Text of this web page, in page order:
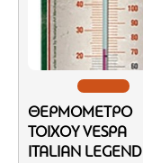
ΘΕΡΜΌΜΕΤΡΟ
ΤΟΊΧΟΥ VESPA
ITALIAN LEGEND